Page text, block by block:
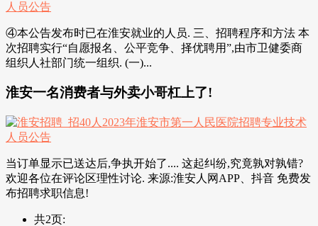
④本公告发布时已在淮安就业的人员. 三、招聘程序和方法 本
次招聘实行“自愿报名、公平竞争、择优聘用”,由市卫健委商
组织人社部门统一组织. (一)...
淮安一名消费者与外卖小哥杠上了!
当订单显示已送达后,争执开始了.... 这起纠纷,究竟孰对孰错?
欢迎各位在评论区理性讨论. 来源:淮安人网APP、抖音 免费发
布招聘求职信息!
共2页: